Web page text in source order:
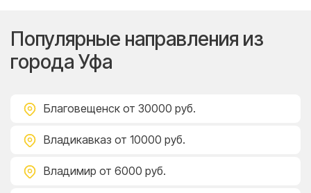
Популярные направления из
города Уфа
Благовещенск от 30000 руб.
Владикавказ от 10000 руб.
Владимир от 6000 руб.